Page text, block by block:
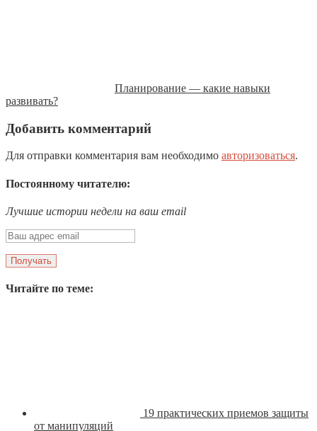
Планирование — какие навыки
развивать?
Добавить комментарий
Для отправки комментария вам необходимо авторизоваться.
Постоянному читателю:
Лучшие истории недели на ваш email
Читайте по теме:
19 практических приемов защиты
от манипуляций